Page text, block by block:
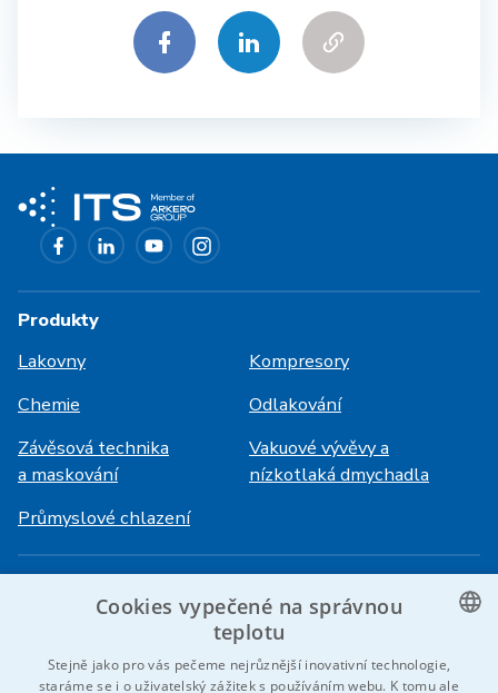
Produkty
Lakovny
Kompresory
Chemie
Odlakování
Závěsová technika
a maskování
Vakuové vývěvy a
nízkotlaká dmychadla
Průmyslové chlazení
Kariéra
HiVision
Technické listy
CZECH
Cookies vypečené na správnou
teplotu
Stejně jako pro vás pečeme nejrůznější inovativní technologie,
staráme se i o uživatelský zážitek s používáním webu. K tomu ale